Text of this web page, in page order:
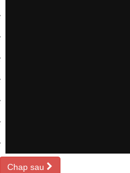
Chap sau